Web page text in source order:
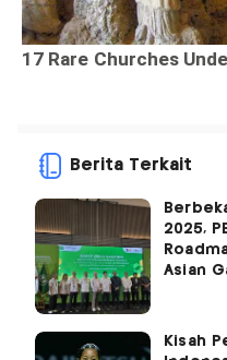
Berita Terkait
2025,
Asian
Kisah